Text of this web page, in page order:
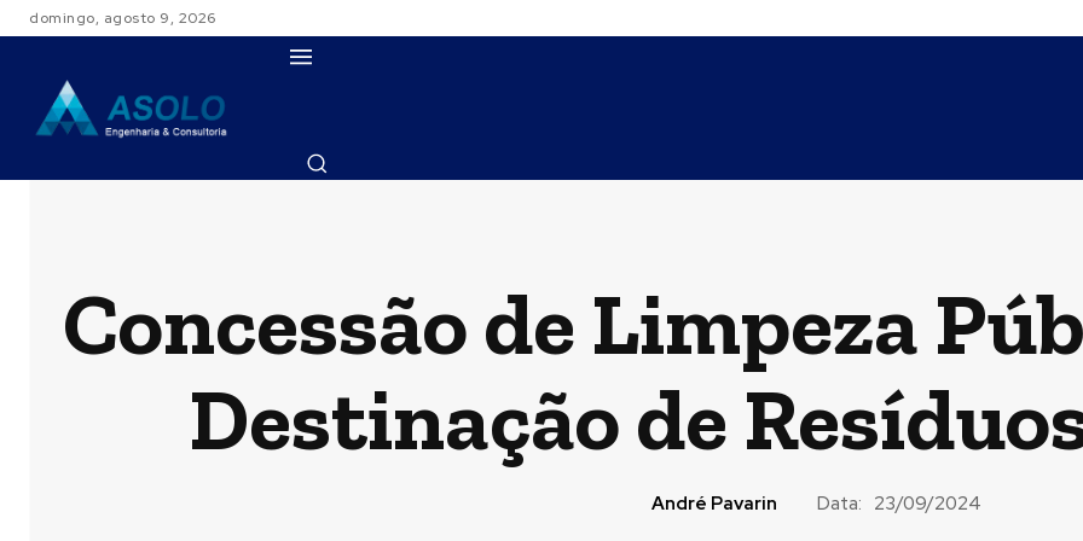
domingo, agosto 9, 2026
Concessão de Limpeza
Destinação de
André Pavarin Data: 23/09/2024